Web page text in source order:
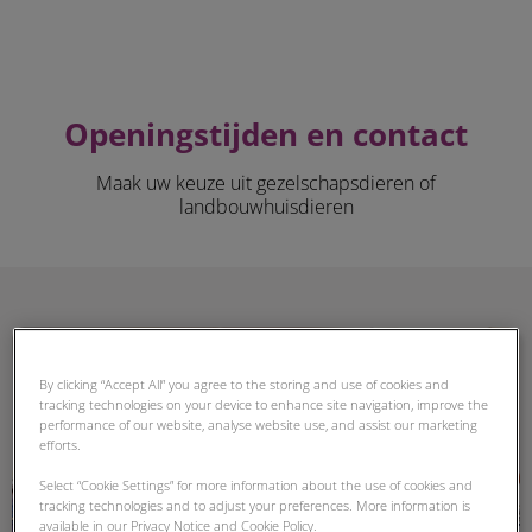
Openingstijden en contact
Maak uw keuze uit gezelschapsdieren of
landbouwhuisdieren
By clicking “Accept All” you agree to the storing and use of cookies and
tracking technologies on your device to enhance site navigation, improve the
performance of our website, analyse website use, and assist our marketing
efforts.
Select “Cookie Settings” for more information about the use of cookies and
tracking technologies and to adjust your preferences. More information is
available in our Privacy Notice and Cookie Policy.